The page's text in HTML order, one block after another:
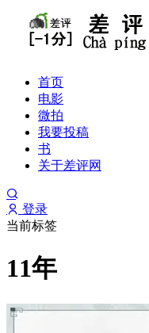
首页
电影
微拍
我要投稿
书
关于差评网
登录
当前标签
11年